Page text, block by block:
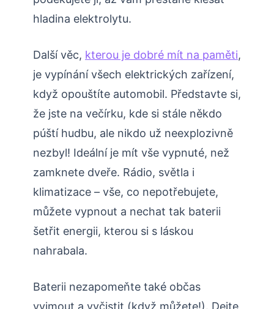
hladina elektrolytu.
Další věc, kterou je dobré mít na paměti,
je vypínání všech elektrických zařízení,
když opouštíte automobil. Představte si,
že jste na večírku, kde si stále někdo
púští hudbu, ale nikdo už neexplozivně
nezbyl! Ideální je mít vše vypnuté, než
zamknete dveře. Rádio, světla i
klimatizace – vše, co nepotřebujete,
můžete vypnout a nechat tak baterii
šetřit energii, kterou si s láskou
nahrabala.
Baterii nezapomeňte také občas
vyjmout a vyčistit (když můžete!). Dejte